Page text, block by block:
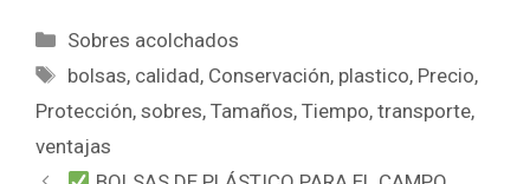
Categorías
Sobres acolchados
Etiquetas
bolsas, calidad, Conservación, plastico, Precio,
Protección, sobres, Tamaños, Tiempo, transporte,
ventajas